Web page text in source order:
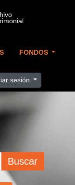
FONDOS
sesión
Buscar